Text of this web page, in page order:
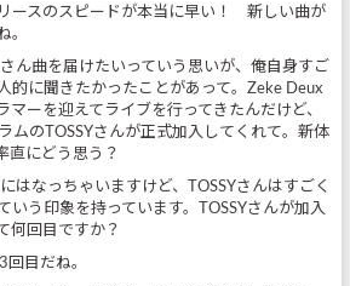
ースのスピードが本当に早い！ 新しい曲が
。
ん曲を届けたいっていう思いが、俺自身すご
に聞きたかったことがあって。Zeke Deux
マーを迎えてライブを行ってきたんだけど、
ムのTOSSYさんが正式加入してくれて。新体
直にどう思う？
はなっちゃいますけど、TOSSYさんはすごく
いう印象を持っています。TOSSYさんが加入
何回目ですか？
回目だね。